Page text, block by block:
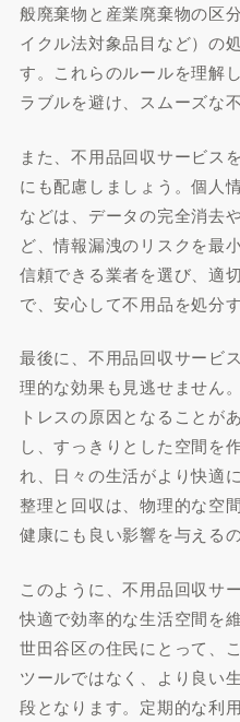
般廃棄物と産業廃棄物の区
イクル法対象品目など）の
す。これらのルールを理解
ラブルを避け、スムーズな
また、不用品回収サービス
にも配慮しましょう。個人
などは、データの完全消去
ど、情報漏洩のリスクを最
信頼できる業者を選び、適
で、安心して不用品を処分
最後に、不用品回収サービ
理的な効果も見逃せません
トレスの原因となることが
し、すっきりとした空間を
れ、日々の生活がより快適
整理と回収は、物理的な空
健康にも良い影響を与えるの
このように、不用品回収サ
快適で効率的な生活空間を
世田谷区の住民にとって、
ツールではなく、より良い
段となります。定期的な利